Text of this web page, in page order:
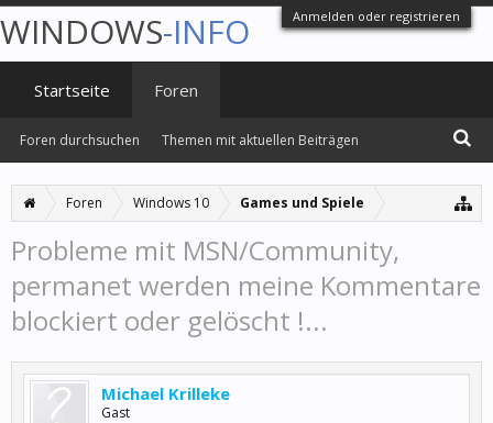
Anmelden oder registrieren
Foren Windows 10 Games und Spiele
Probleme mit MSN/Community,
permanet werden meine Kommentare
blockiert oder gelöscht !...
Michael Krilleke
Gast
WINDOWS-INFO
Startseite Foren
Foren durchsuchen Themen mit aktuellen Beiträgen